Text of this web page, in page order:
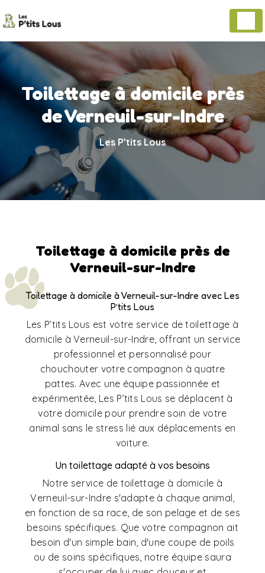
Toilettage à domicile près
de Verneuil-sur-Indre
Les P’tits Lous
Toilettage à domicile près de
Verneuil-sur-Indre
Toilettage à domicile à Verneuil-sur-Indre avec Les
P’tits Lous
Les P’tits Lous est votre service de toilettage à
domicile à Verneuil-sur-Indre, offrant un service
professionnel et personnalisé pour
chouchouter votre compagnon à quatre
pattes. Avec une équipe passionnée et
expérimentée, Les P’tits Lous se déplacent à
votre domicile pour prendre soin de votre
animal sans le stress lié aux déplacements en
voiture.
Un toilettage adapté à vos besoins
Notre service de toilettage à domicile à
Verneuil-sur-Indre s'adapte à chaque animal,
en fonction de sa race, de son pelage et de ses
besoins spécifiques. Que votre compagnon ait
besoin d'un simple bain, d'une coupe de poils
ou de soins spécifiques, notre équipe saura